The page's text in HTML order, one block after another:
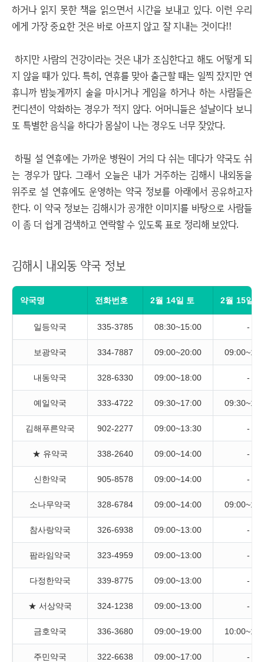
하거나 읽지 못한 책을 읽으면서 시간을 보내고 있다. 이런 우리
에게 가장 중요한 것은 바로 아프지 않고 잘 지내는 것이다!!
하지만 사람의 건강이라는 것은 내가 조심한다고 해도 어떻게 되
지 않을 때가 있다. 특히, 연휴를 맞아 출근할 때는 일찍 잤지만 연
휴니까 밤늦게까지 술을 마시거나 게임을 하거나 하는 사람들은
컨디션이 악화하는 경우가 적지 않다. 어머니들은 설날이다 보니
또 특별한 음식을 하다가 몸살이 나는 경우도 너무 잦았다.
하필 설 연휴에는 가까운 병원이 거의 다 쉬는 데다가 약국도 쉬
는 경우가 많다. 그래서 오늘은 내가 거주하는 김해시 내외동을
위주로 설 연휴에도 운영하는 약국 정보를 아래에서 공유하고자
한다. 이 약국 정보는 김해시가 공개한 이미지를 바탕으로 사람들
이 좀 더 쉽게 검색하고 연락할 수 있도록 표로 정리해 보았다.
김해시 내외동 약국 정보
약국명 전화번호 2월 14일 토 2월 15일 일
일등약국 335-3785 08:30~15:00 -
보광약국 334-7887 09:00~20:00
내동약국 328-6330 09:00~18:00 -
예일약국 333-4722 09:30~17:00
김해푸른약국 902-2277 09:00~13:30 -
★ 유약국 338-2640 09:00~14:00 -
신한약국 905-8578 09:00~14:00 -
소나무약국 328-6784 09:00~14:00
참사랑약국 326-6938 09:00~13:00 -
팜라임약국 323-4959 09:00~13:00 -
다정한약국 339-8775 09:00~13:00 -
★ 서상약국 324-1238 09:00~13:00 -
금호약국 336-3680 09:00~19:00
주민약국 322-6638 09:00~17:00 -